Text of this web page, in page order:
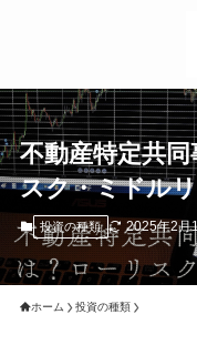
不動産特定共
スク・ミドル
投資の種類 2025年2月
ホーム 投資の種類